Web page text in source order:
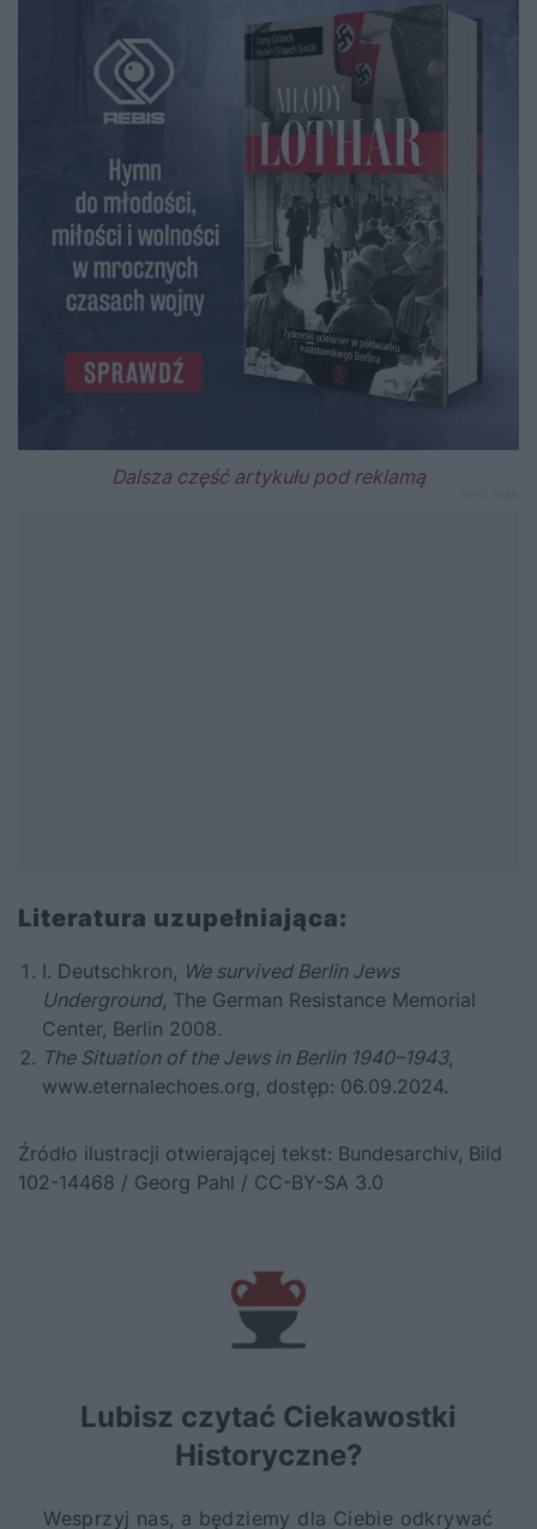
Literatura uzupełniająca:
I. Deutschkron, We survived Berlin Jews
Underground, The German Resistance Memorial
Center, Berlin 2008.
The Situation of the Jews in Berlin 1940–1943,
www.eternalechoes.org, dostęp: 06.09.2024.
Źródło ilustracji otwierającej tekst: Bundesarchiv, Bild
102-14468 / Georg Pahl / CC-BY-SA 3.0